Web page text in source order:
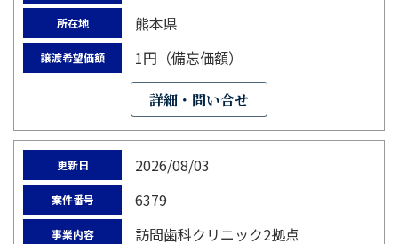
所在地 熊本県
譲渡希望価額 1円（備忘価額）
詳細・問い合せ
更新日 2026/08/03
案件番号 6379
事業内容 訪問歯科クリニック2拠点